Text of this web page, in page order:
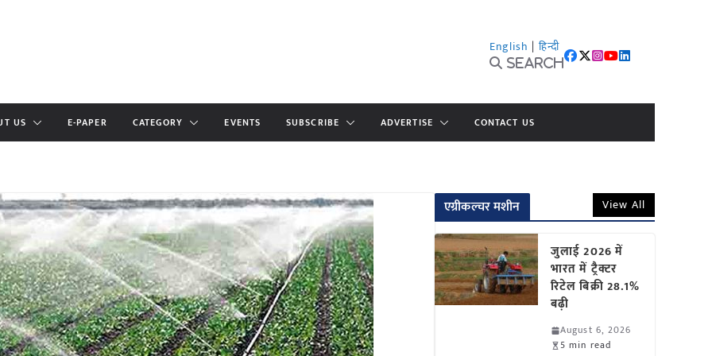
English | हिन्दी
Search
US E-PAPER CATEGORY EVENTS SUBSCRIBE ADVERTISE CONTACT US
एग्रीकल्चर मशीन View All
जुलाई 2026 में
भारत में ट्रैक्टर
रिटेल बिक्री 28.1%
बढ़ी
August 6, 2026
5 min read